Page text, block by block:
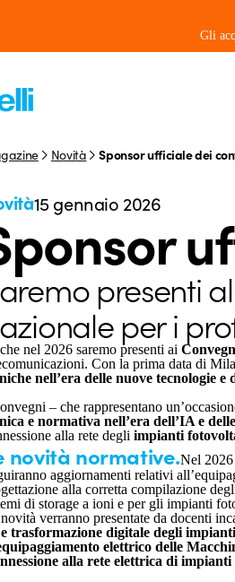
Gli
Novità Sponsor ufficiale dei
15 gennaio 2026
presenti
per i
nel 2026 saremo presenti ai
Con la prima data di
nell’era delle nuove tecnologie
– che rappresentano
e normativa nell’era dell’IA e
alla rete degli impianti
novità normative.Nel
aggiornamenti relativi
alla corretta compilazione
di storage a ioni e per gli impianti
verranno presentate da docenti
trasformazione digitale degli
elettrico delle
alla rete elettrica di